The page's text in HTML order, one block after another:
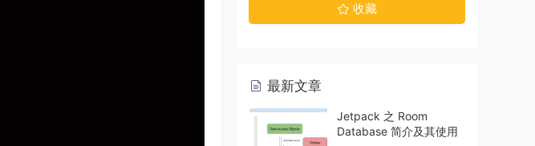
收藏
最新文章
Jetpack 之 Room
Database 简介及其使用